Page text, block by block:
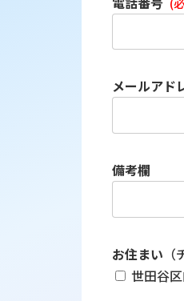
メールアド
備考欄
お住まい
世田谷